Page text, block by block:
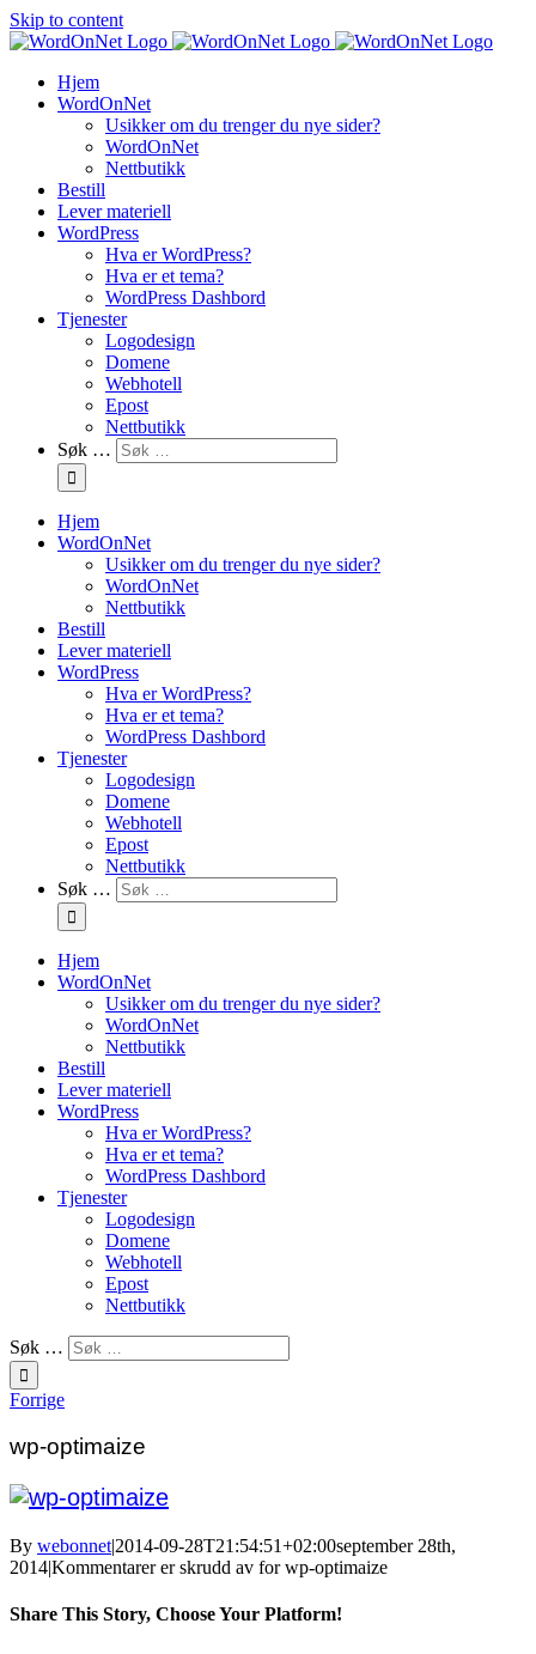
Skip to content
Hjem
WordOnNet
Usikker om du trenger du nye sider?
WordOnNet
Nettbutikk
Bestill
Lever materiell
WordPress
Hva er WordPress?
Hva er et tema?
WordPress Dashbord
Tjenester
Logodesign
Domene
Webhotell
Epost
Nettbutikk
Søk …
Hjem
WordOnNet
Usikker om du trenger du nye sider?
WordOnNet
Nettbutikk
Bestill
Lever materiell
WordPress
Hva er WordPress?
Hva er et tema?
WordPress Dashbord
Tjenester
Logodesign
Domene
Webhotell
Epost
Nettbutikk
Søk …
Hjem
WordOnNet
Usikker om du trenger du nye sider?
WordOnNet
Nettbutikk
Bestill
Lever materiell
WordPress
Hva er WordPress?
Hva er et tema?
WordPress Dashbord
Tjenester
Logodesign
Domene
Webhotell
Epost
Nettbutikk
Søk …
Forrige
wp-optimaize
By webonnet|2014-09-28T21:54:51+02:00september 28th,
2014|Kommentarer er skrudd av for wp-optimaize
Share This Story, Choose Your Platform!